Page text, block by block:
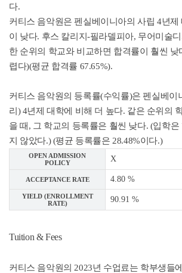
다.
커티스 음악원은 펜실베이니아의 사립 4년제
이 낮다. 후스 칼리지-필라델피아, 무어미술
한 순위의 학교와 비교하면 합격률이 훨씬 낮
렵다)(평균 합격률 67.65%).
커티스 음악원의 등록률(수익률)은 펜실베이
리) 4년제 대학에 비해 더 높다. 같은 순위의
을 때, 그 학교의 등록률은 훨씬 낮다. (입학
지 않았다.) (평균 등록률은 28.48%이다.)
OPEN ADMISSION
POLICY
X
ACCEPTANCE RATE 4.80 %
YIELD (ENROLLMENT
RATE)
90.91 %
Tuition & Fees
커티스 음악원의 2023년 수업료는 학부생들